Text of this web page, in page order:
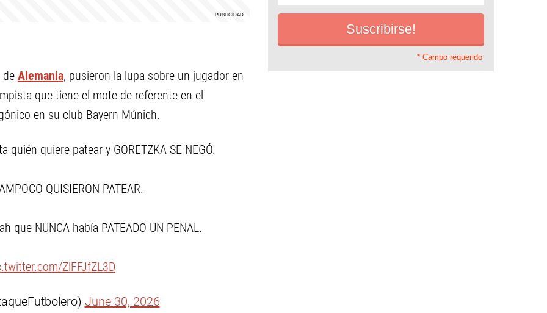
de Alemania, pusieron la lupa sobre un jugador en
que tiene el mote de referente en el
en su club Bayern Múnich.
quiere patear y GORETZKA SE NEGÓ.
QUISIERON PATEAR.
que NUNCA había PATEADO UN PENAL.
ZlFFJfZL3D
June 30, 2026
* Campo requerido